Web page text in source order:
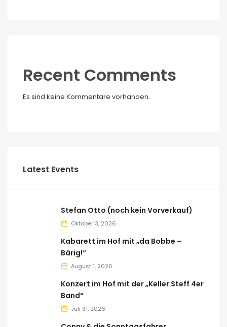
Recent Comments
Es sind keine Kommentare vorhanden.
Latest Events
Stefan Otto (noch kein Vorverkauf)
Oktober 3, 2026
Kabarett im Hof mit „da Bobbe –
Bärig!“
August 1, 2026
Konzert im Hof mit der „Keller Steff 4er
Band“
Juli 31, 2026